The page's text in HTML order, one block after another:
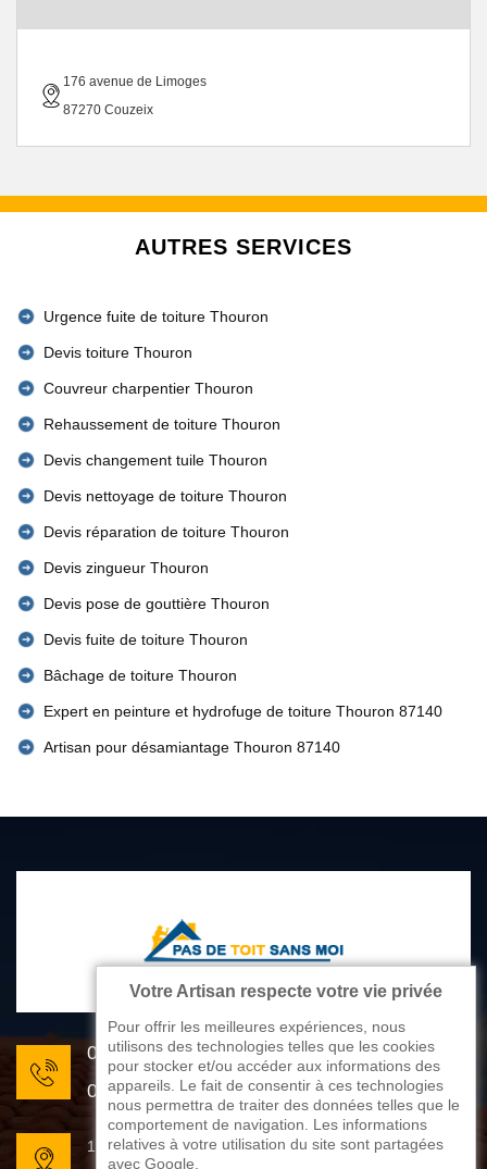
176 avenue de Limoges
87270 Couzeix
AUTRES SERVICES
Urgence fuite de toiture Thouron
Devis toiture Thouron
Couvreur charpentier Thouron
Rehaussement de toiture Thouron
Devis changement tuile Thouron
Devis nettoyage de toiture Thouron
Devis réparation de toiture Thouron
Devis zingueur Thouron
Devis pose de gouttière Thouron
Devis fuite de toiture Thouron
Bâchage de toiture Thouron
Expert en peinture et hydrofuge de toiture Thouron 87140
Artisan pour désamiantage Thouron 87140
05 33 06 22 81
07 80 33 28 62
176 avenue de Limoges
Votre Artisan respecte votre vie privée
Pour offrir les meilleures expériences, nous
utilisons des technologies telles que les cookies
pour stocker et/ou accéder aux informations des
appareils. Le fait de consentir à ces technologies
nous permettra de traiter des données telles que le
comportement de navigation. Les informations
relatives à votre utilisation du site sont partagées
avec Google.